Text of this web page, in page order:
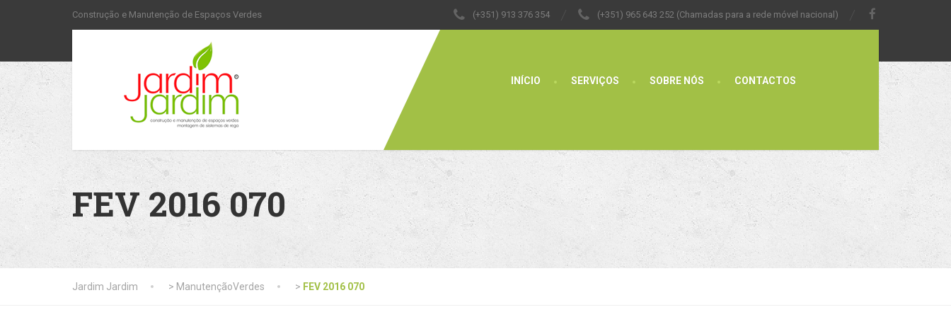
Construção e Manutenção de Espaços Verdes (+351) 913 376 354 (+351) 965 643 252 (Chamadas para a rede móvel nacional)
INÍCIO SERVIÇOS SOBRE NÓS CONTACTOS
FEV 2016 070
Jardim Jardim > ManutençãoVerdes > FEV 2016 070